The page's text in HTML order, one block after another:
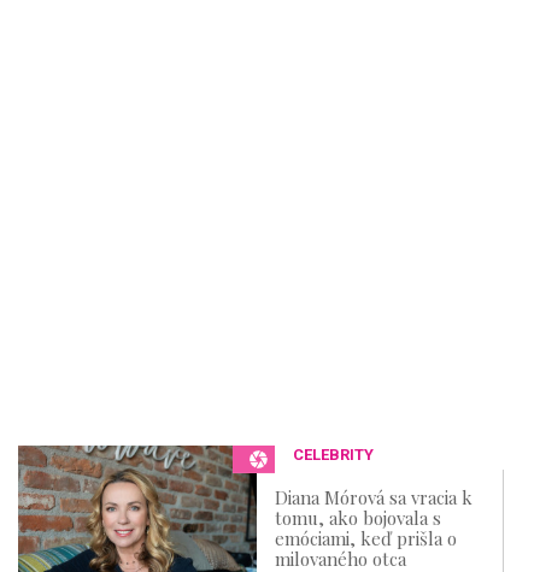
CELEBRITY
Diana Mórová sa vracia k
tomu, ako bojovala s
emóciami, keď prišla o
milovaného otca